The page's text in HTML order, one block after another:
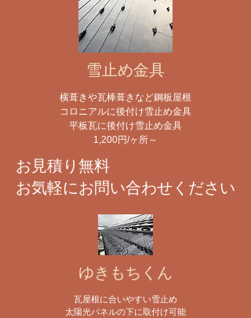
雪止め金具
横葺きや瓦棒葺きなど鋼板屋根
コロニアルに後付け雪止め金具
平板瓦に後付け雪止め金具
​1,200円/ヶ所～
​お見積り無料
お気軽にお問い合わせください
ゆきもちくん
瓦屋根に合いやすい雪止め
太陽光パネルの下に取付け可能